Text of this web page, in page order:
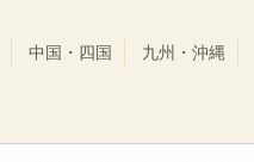
中国・四国 九州・沖縄